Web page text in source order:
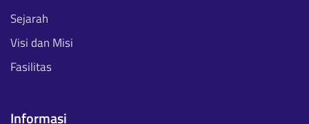
Sejarah
Visi dan Misi
Fasilitas
Informasi